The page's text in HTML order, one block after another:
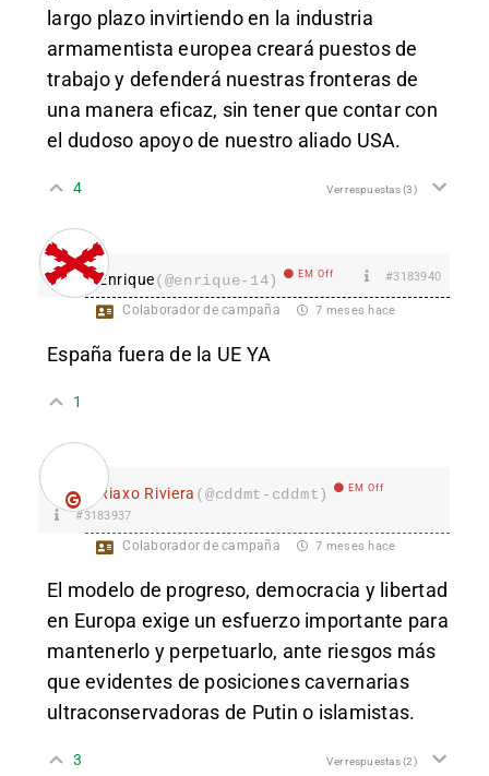
largo plazo invirtiendo en la industria
armamentista europea creará puestos de
trabajo y defenderá nuestras fronteras de
una manera eficaz, sin tener que contar con
el dudoso apoyo de nuestro aliado USA.
4 Ver respuestas(3)
Enrique(@enrique-14) EM Off #3183940
Colaborador de campaña 7 meses hace
España fuera de la UE YA
1
Riaxo Riviera (@cddmt-cddmt) EM Off
#3183937
Colaborador de campaña 7 meses hace
El modelo de progreso, democracia y libertad
en Europa exige un esfuerzo importante para
mantenerlo y perpetuarlo, ante riesgos más
que evidentes de posiciones cavernarias
ultraconservadoras de Putin o islamistas.
3 Ver respuestas(2)